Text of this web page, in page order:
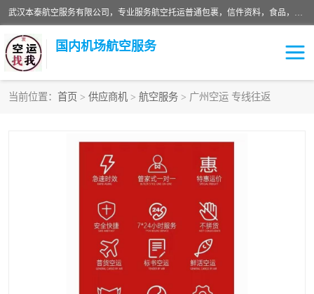
武汉本泰航空服务有限公司，专业服务航空托运普通包裹，信件资料，食品，服装，快消品等运输的专线空运，完善的网络服务确保为客户提供准确、*、安全的“门对门”服务，本着“诚信为本、精诚合作”的服务宗旨.“以安全运输为保障，以运价合理要求市场”的经营理念。武汉机场货运、武汉航空物流、武汉空运、武汉天河国际机场东方、南方、国际航空、机场空运业务覆盖国内二三线机场城市，如：武汉-敦煌、武汉-柳州等
国内机场航空服务
当前位置： 首页 > 供应商机 > 航空服务 > 广州空运 专线往返